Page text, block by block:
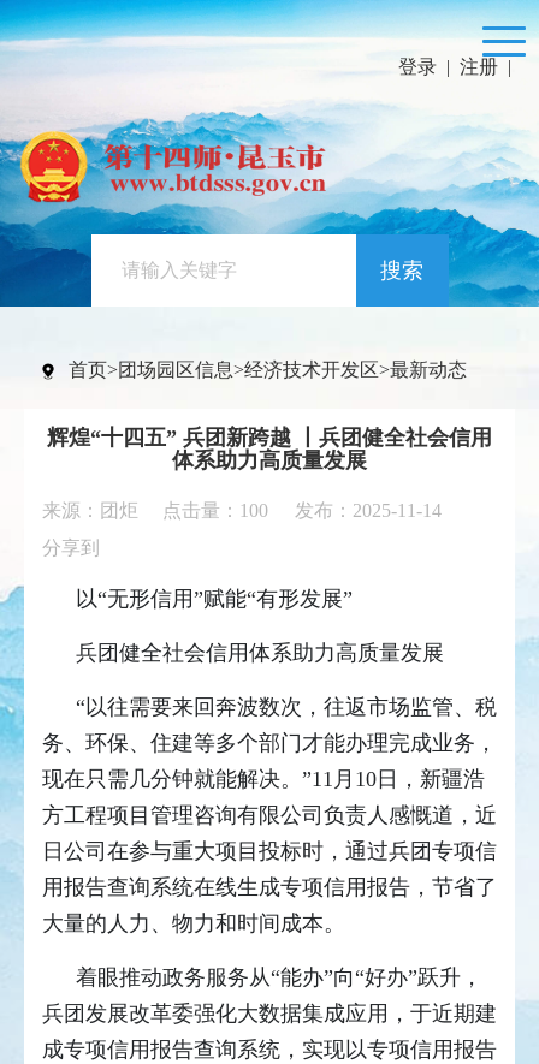
登录 | 注册 |
搜索
首页>团场园区信息>经济技术开发区>最新动态
辉煌“十四五” 兵团新跨越 丨兵团健全社会信用
体系助力高质量发展
来源：团炬 点击量： 100
发布：2025-11-14
分享到
以“无形信用”赋能“有形发展”
兵团健全社会信用体系助力高质量发展
“以往需要来回奔波数次，往返市场监管、税
务、环保、住建等多个部门才能办理完成业务，
现在只需几分钟就能解决。”11月10日，新疆浩
方工程项目管理咨询有限公司负责人感慨道，近
日公司在参与重大项目投标时，通过兵团专项信
用报告查询系统在线生成专项信用报告，节省了
大量的人力、物力和时间成本。
着眼推动政务服务从“能办”向“好办”跃升，
兵团发展改革委强化大数据集成应用，于近期建
成专项信用报告查询系统，实现以专项信用报告